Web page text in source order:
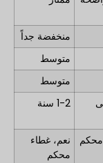
منخفضة جداً
متوسط
متوسط
1-2 سنة
محكم
نعم، غطاء
محكم